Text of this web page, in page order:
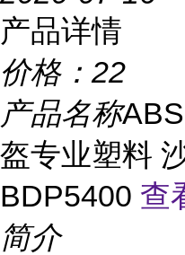
产品详情
价格： 22
产品名称
盔专业塑料
BDP5400 查
简介